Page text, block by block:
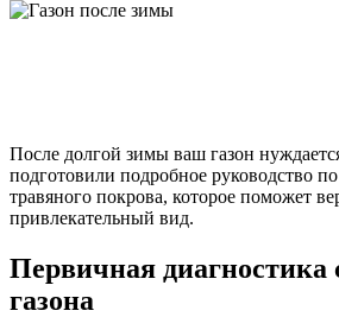
После долгой зимы ваш газон
подготовили подробное руководство
травяного покрова, которое поможет
привлекательный вид.
Первичная диагностика
газона